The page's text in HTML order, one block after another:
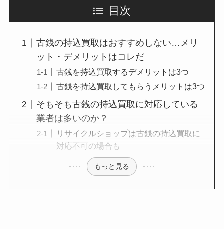
目次
古銭の持込買取はおすすめしない…メリ
ット・デメリットはコレだ
古銭を持込買取するデメリットは3つ
古銭を持込買取してもらうメリットは3つ
そもそも古銭の持込買取に対応している
業者は多いのか？
リサイクルショップは古銭の持込買取に
対応不可の場合も
もっと見る